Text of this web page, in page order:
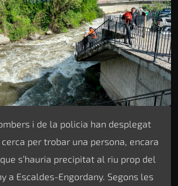
i de la policia han desplegat
per trobar una persona, encara
s’hauria precipitat al riu prop del
a Escaldes-Engordany. Segons les